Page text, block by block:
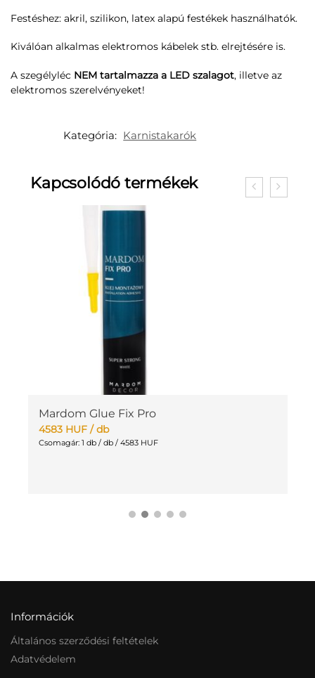
Festéshez: akril, szilikon, latex alapú festékek használhatók.
Kiválóan alkalmas elektromos kábelek stb. elrejtésére is.
A szegélyléc NEM tartalmazza a LED szalagot, illetve az
elektromos szerelvényeket!
Kategória: Karnistakarók
Kapcsolódó termékek
Mardom Glue Fix Pro
4583 HUF/ db
Csomagár: 1 db / db / 4583 HUF
Információk
Általános szerződési feltételek
Adatvédelem